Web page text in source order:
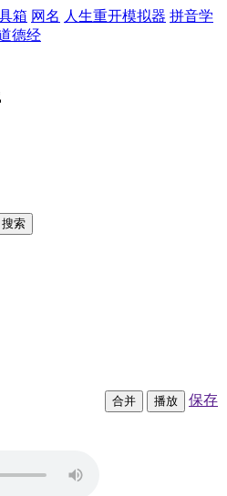
箱 网名 人生重开模拟器 拼音学
德经
保存